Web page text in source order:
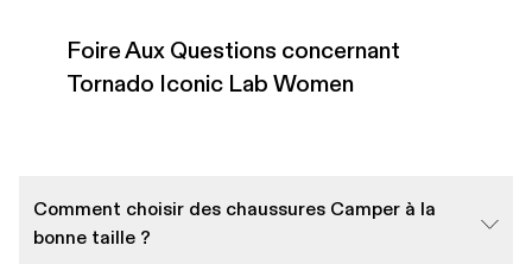
Foire Aux Questions concernant
Tornado Iconic Lab Women
Comment choisir des chaussures Camper à la
bonne taille ?